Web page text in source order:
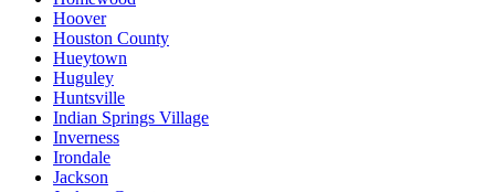
Hoover
Houston County
Hueytown
Huguley
Huntsville
Indian Springs Village
Inverness
Irondale
Jackson